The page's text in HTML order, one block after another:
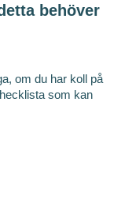
behöver
om du har koll på
som kan